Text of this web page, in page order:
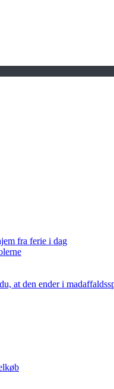
fra ferie i dag
at den ender i